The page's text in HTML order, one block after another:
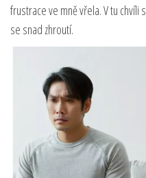
frustrace ve mně vřela. V tu chvíli
se snad zhroutí.